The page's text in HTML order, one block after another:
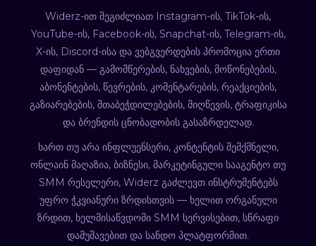
Widerz-ით შეგიძლიათ Instagram-ის, TikTok-ის,
YouTube-ის, Facebook-ის, Snapchat-ის, Telegram-ის,
X-ის, Discord-ისა და ვებგვერდების პრომოცია ერთი
დაფიდან — გამომწერების, ნახვების, მოწონებების,
აბონენტების, წევრების, კომენტარების, რეაქციების,
გაზიარებების, შთაბეჭდილებების, მიღწევის, ტრაფიკისა
და ბრენდის ცნობადობის გასაზრდელად.
ხართ თუ არა ინფლუენსერი, კონტენტის შემქმნელი,
ონლაინ მაღაზია, ბიზნესი, მარკეტინგული სააგენტო თუ
SMM რესელერი, Widerz გაძლევთ ინსტრუმენტებს
უფრო ჭკვიანური ზრდისთვის — ხელით ორგანული
ზრდით, ხელმისაწვდომი SMM სერვისებით, სწრაფი
დამუშავებით და სანდო პლატფორმით.